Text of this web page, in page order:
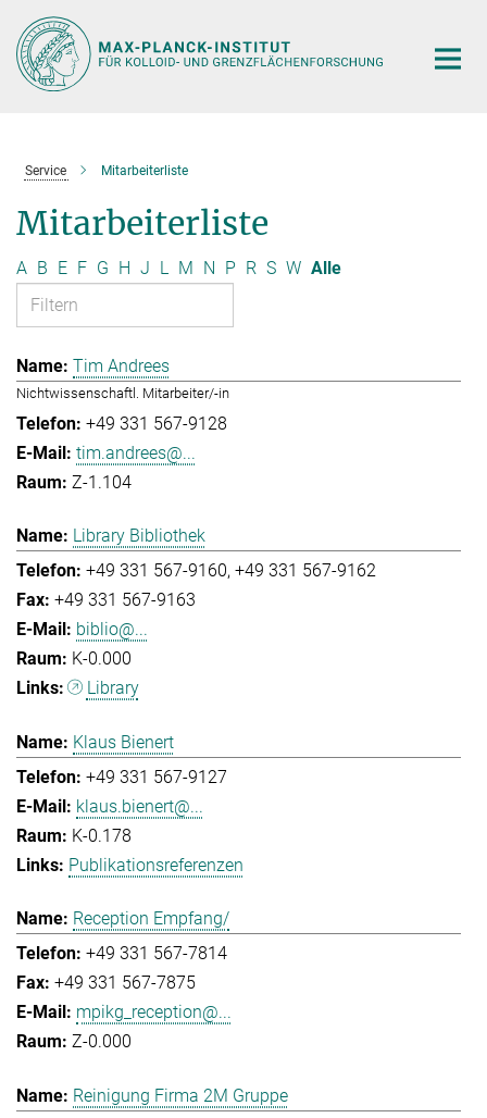
Hauptinhalt
Service Mitarbeiterliste
Mitarbeiterliste
A B E F G H J L M N P R S W Alle
Tim Andrees
Nichtwissenschaftl. Mitarbeiter/-in
+49 331 567-9128
tim.andrees@...
Z-1.104
Library Bibliothek
+49 331 567-9160 +49 331 567-9162
+49 331 567-9163
biblio@...
K-0.000
Library
Klaus Bienert
+49 331 567-9127
klaus.bienert@...
K-0.178
Publikationsreferenzen
Reception Empfang/
+49 331 567-7814
+49 331 567-7875
mpikg_reception@...
Z-0.000
Reinigung Firma 2M Gruppe